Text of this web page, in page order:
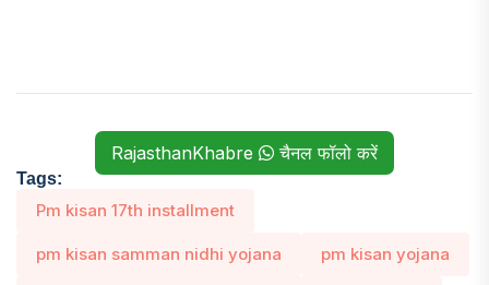
RajasthanKhabre चैनल फॉलो करें
Tags:
Pm kisan 17th installment
pm kisan samman nidhi yojana pm kisan yojana